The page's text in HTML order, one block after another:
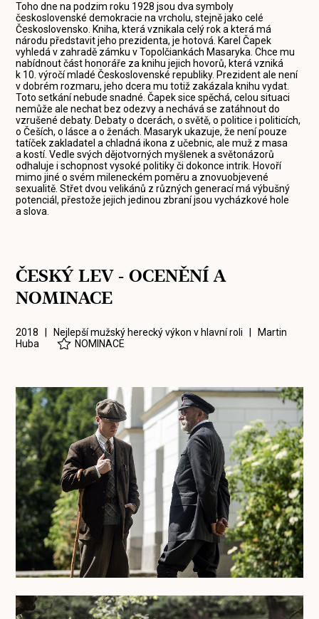
Toho dne na podzim roku 1928 jsou dva symboly
československé demokracie na vrcholu, stejně jako celé
Československo. Kniha, která vznikala celý rok a která má
národu představit jeho prezidenta, je hotová. Karel Čapek
vyhledá v zahradě zámku v Topolčiankách Masaryka. Chce mu
nabídnout část honoráře za knihu jejich hovorů, která vzniká
k 10. výročí mladé Československé republiky. Prezident ale není
v dobrém rozmaru, jeho dcera mu totiž zakázala knihu vydat.
Toto setkání nebude snadné. Čapek sice spěchá, celou situaci
nemůže ale nechat bez odezvy a nechává se zatáhnout do
vzrušené debaty. Debaty o dcerách, o světě, o politice i politicích,
o Češích, o lásce a o ženách. Masaryk ukazuje, že není pouze
tatíček zakladatel a chladná ikona z učebnic, ale muž z masa
a kostí. Vedle svých dějotvorných myšlenek a světonázorů
odhaluje i schopnost vysoké politiky či dokonce intrik. Hovoří
mimo jiné o svém mileneckém poměru a znovuobjevené
sexualitě. Střet dvou velikánů z různých generací má výbušný
potenciál, přestože jejich jedinou zbraní jsou vycházkové hole
a slova.
ČESKÝ LEV - OCENĚNÍ A
NOMINACE
2018 | Nejlepší mužský herecký výkon v hlavní roli | Martin
Huba
NOMINACE